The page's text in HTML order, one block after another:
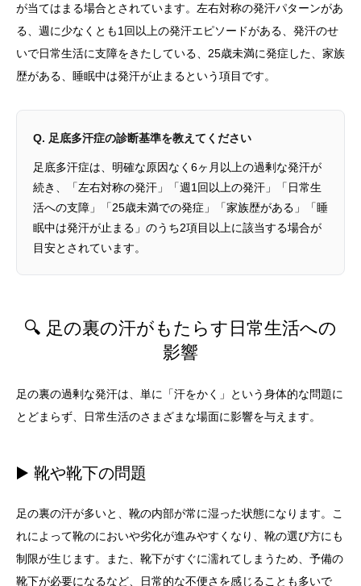
が当てはまる場合とされています。左右対称の発汗パターンがあ
る、週に少なくとも1回以上の発汗エピソードがある、発汗のせ
いで日常生活に支障をきたしている、25歳未満に発症した、家族
歴がある、睡眠中は発汗が止まるという項目です。
Q. 足底多汗症の診断基準を教えてください
足底多汗症は、明確な原因なく6ヶ月以上の過剰な発汗が
続き、「左右対称の発汗」「週1回以上の発汗」「日常生
活への支障」「25歳未満での発症」「家族歴がある」「睡
眠中は発汗が止まる」のうち2項目以上に該当する場合が
目安とされています。
🔍 足の裏の汗がもたらす日常生活への
影響
足の裏の過剰な発汗は、単に「汗をかく」という身体的な問題に
とどまらず、日常生活のさまざまな場面に影響を与えます。
▶️ 靴や靴下の問題
足の裏の汗が多いと、靴の内部が常に湿った状態になります。こ
れによって靴のにおいや劣化が進みやすくなり、靴の選び方にも
制限が生じます。また、靴下がすぐに濡れてしまうため、予備の
靴下が必要になるなど、日常的な不便さを感じることも多いで